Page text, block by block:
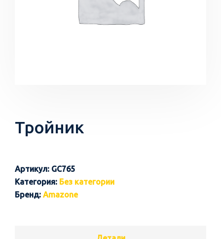
Тройник
Артикул: GC765
Категория: Без категории
Бренд: Amazone